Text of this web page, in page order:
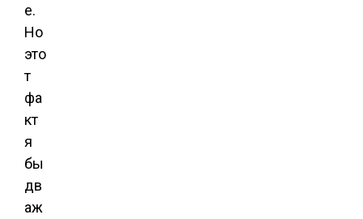
е.
Но
это
т
фа
кт
я
бы
дв
аж